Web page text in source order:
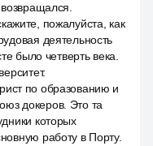
пожалуйста, как
деятельность
было четверть века.
по образованию и
докеров. Это та
которых
работу в Порту.